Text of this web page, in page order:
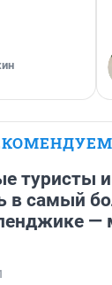
туристы
в самый
—